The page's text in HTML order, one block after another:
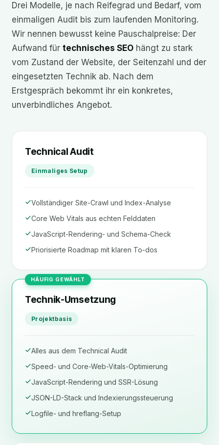
Drei Modelle, je nach Reifegrad und Bedarf, vom
einmaligen Audit bis zum laufenden Monitoring.
Wir nennen bewusst keine Pauschalpreise: Der
Aufwand für technisches SEO hängt zu stark
vom Zustand der Website, der Seitenzahl und der
eingesetzten Technik ab. Nach dem
Erstgespräch bekommt ihr ein konkretes,
unverbindliches Angebot.
Technical Audit
Einmaliges Setup
Vollständiger Site-Crawl und Index-Analyse
Core Web Vitals aus echten Felddaten
JavaScript-Rendering- und Schema-Check
Priorisierte Roadmap mit klaren To-dos
HÄUFIG GEWÄHLT
Technik-Umsetzung
Projektbasis
Alles aus dem Technical Audit
Speed- und Core-Web-Vitals-Optimierung
JavaScript-Rendering und SSR-Lösung
JSON-LD-Stack und Indexierungssteuerung
Logfile- und hreflang-Setup